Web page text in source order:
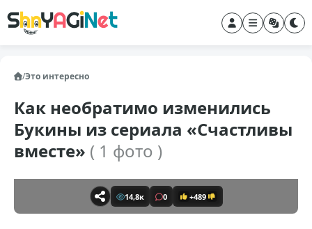
/Это интересно
Как необратимо изменились
Букины из сериала «Счастливы
вместе» ( 1 фото )
14,8к 0 +489